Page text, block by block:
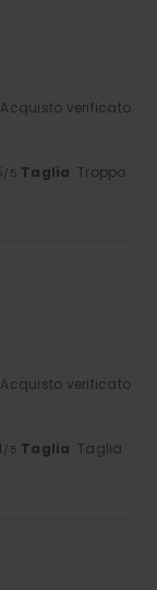
Acquisto verificato
/5 Taglia: Troppo
Acquisto verificato
/5 Taglia: Taglia